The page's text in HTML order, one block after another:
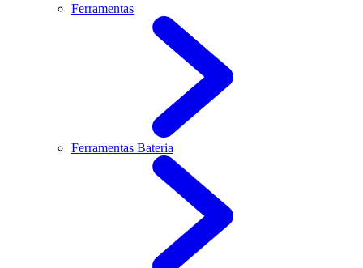
Ferramentas
Ferramentas Bateria